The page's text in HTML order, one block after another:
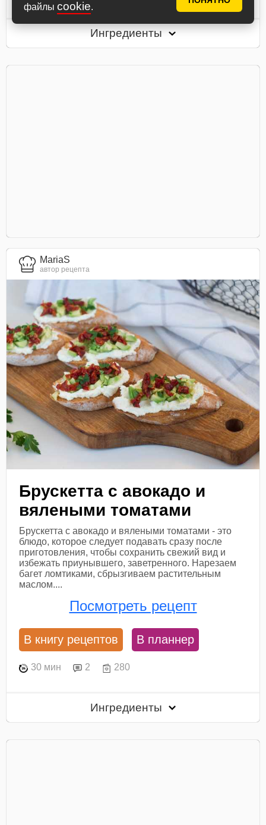
файлы cookie.
Ингредиенты
MariaS
автор рецепта
Брускетта с авокадо и
вялеными томатами
Брускетта с авокадо и вялеными томатами - это
блюдо, которое следует подавать сразу после
приготовления, чтобы сохранить свежий вид и
избежать приунывшего, заветренного. Нарезаем
багет ломтиками, сбрызгиваем растительным
маслом....
Посмотреть рецепт
В книгу рецептов В планнер
30 мин 2 280
Ингредиенты